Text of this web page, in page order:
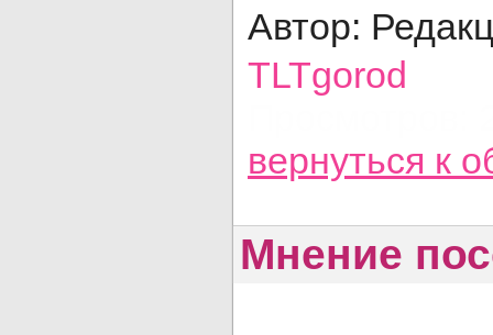
Автор:
TLTgorod
вернуться к
Мнение